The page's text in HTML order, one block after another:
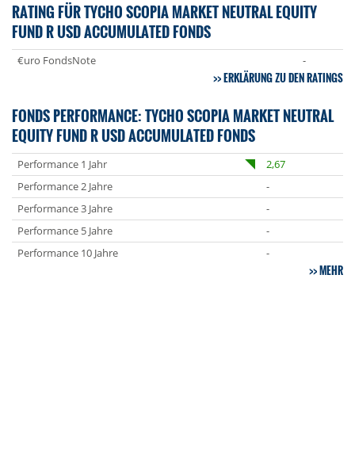
RATING FÜR TYCHO SCOPIA MARKET NEUTRAL EQUITY
FUND R USD ACCUMULATED FONDS
€uro FondsNote -
ERKLÄRUNG ZU DEN RATINGS
FONDS PERFORMANCE: TYCHO SCOPIA MARKET NEUTRAL
EQUITY FUND R USD ACCUMULATED FONDS
Performance 1 Jahr
2,67
Performance 2 Jahre
-
Performance 3 Jahre
-
Performance 5 Jahre
-
Performance 10 Jahre
-
MEHR